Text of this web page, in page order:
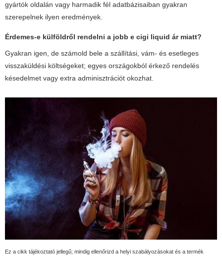
gyártók oldalán vagy harmadik fél adatbázisaiban gyakran
szerepelnek ilyen eredmények.
Érdemes-e külföldről rendelni a jobb e cigi liquid ármiatt?
Gyakran igen, de számold bele a szállítási, vám- és esetleges
visszaküldési költségeket; egyes országokból érkező rendelés
késedelmet vagy extra adminisztrációt okozhat.
Ez a cikk tájékoztató jellegű; mindig ellenőrizd a helyi szabályozásokat és a termék